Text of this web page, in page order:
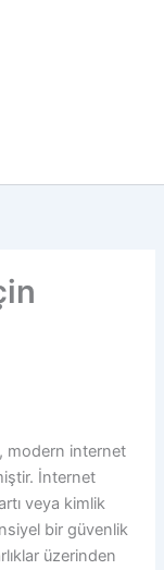
modern internet
İnternet
veya kimlik
bir güvenlik
üzerinden